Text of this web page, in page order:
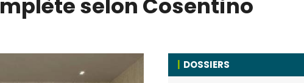
selon Cosentino
DOSSIERS